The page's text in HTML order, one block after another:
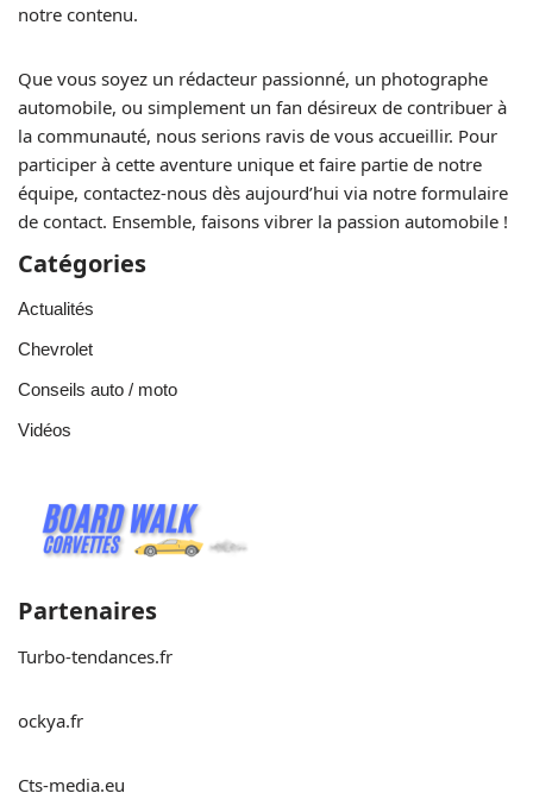
notre contenu.
Que vous soyez un rédacteur passionné, un photographe
automobile, ou simplement un fan désireux de contribuer à
la communauté, nous serions ravis de vous accueillir. Pour
participer à cette aventure unique et faire partie de notre
équipe, contactez-nous dès aujourd’hui via notre formulaire
de contact. Ensemble, faisons vibrer la passion automobile !
Catégories
Actualités
Chevrolet
Conseils auto / moto
Vidéos
Partenaires
Turbo-tendances.fr
ockya.fr
Cts-media.eu